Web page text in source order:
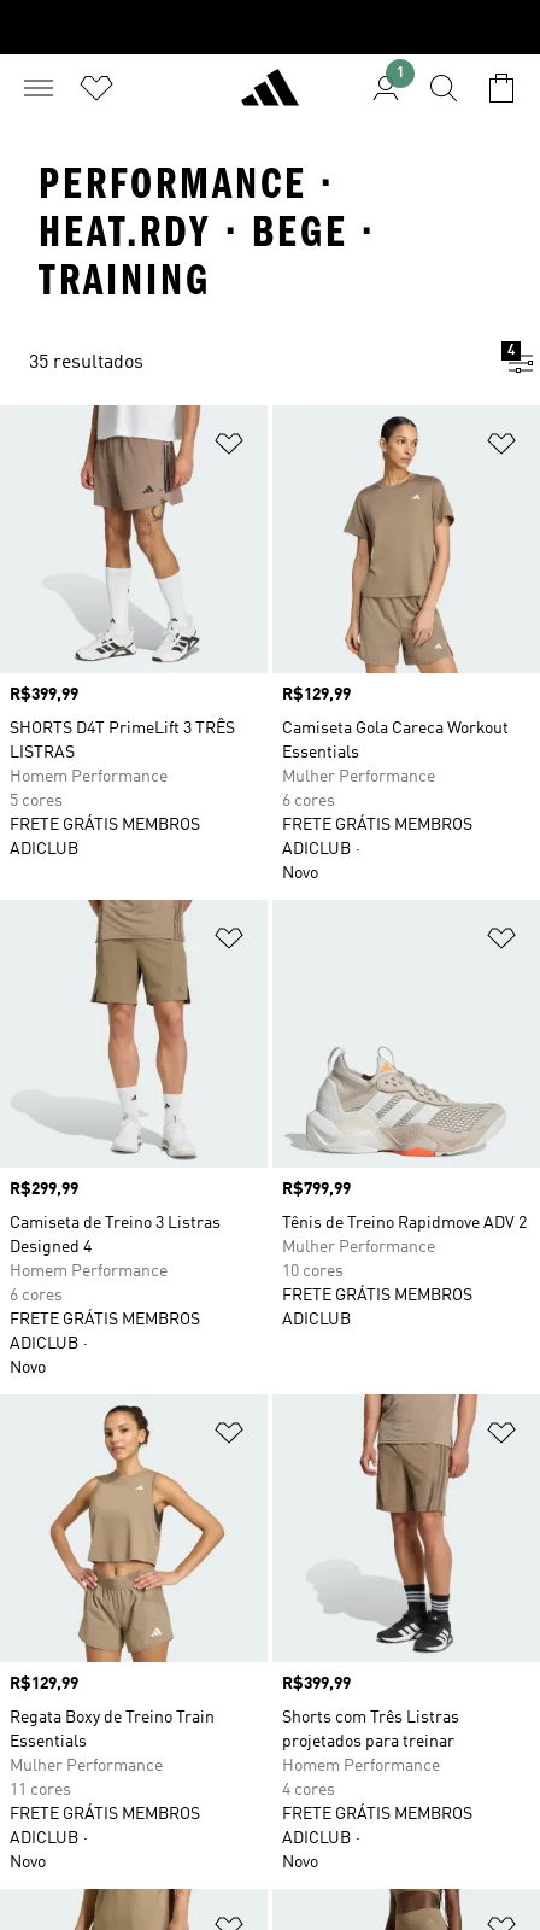
1
PERFORMANCE ·
HEAT.RDY · BEGE ·
TRAINING
35 resultados
4
Adicionar à Lista de Desejos
Preço
R$399,99
SHORTS D4T PrimeLift 3 TRÊS
LISTRAS
Homem Performance
5 cores
FRETE GRÁTIS MEMBROS
ADICLUB
Preço
R$129,99
Camiseta Gola Careca Workout
Essentials
Mulher Performance
6 cores
FRETE GRÁTIS MEMBROS
ADICLUB
Novo
Preço
R$299,99
Camiseta de Treino 3 Listras
Designed 4
Homem Performance
6 cores
FRETE GRÁTIS MEMBROS
ADICLUB
Novo
Preço
R$799,99
Tênis de Treino Rapidmove ADV 2
Mulher Performance
10 cores
FRETE GRÁTIS MEMBROS
ADICLUB
Adicionar à Lista de Desejos
Preço
R$129,99
Regata Boxy de Treino Train
Essentials
Mulher Performance
11 cores
FRETE GRÁTIS MEMBROS
ADICLUB
Novo
Preço
R$399,99
Shorts com Três Listras
projetados para treinar
Homem Performance
4 cores
FRETE GRÁTIS MEMBROS
ADICLUB
Novo
Adicionar à Lista de Desejos